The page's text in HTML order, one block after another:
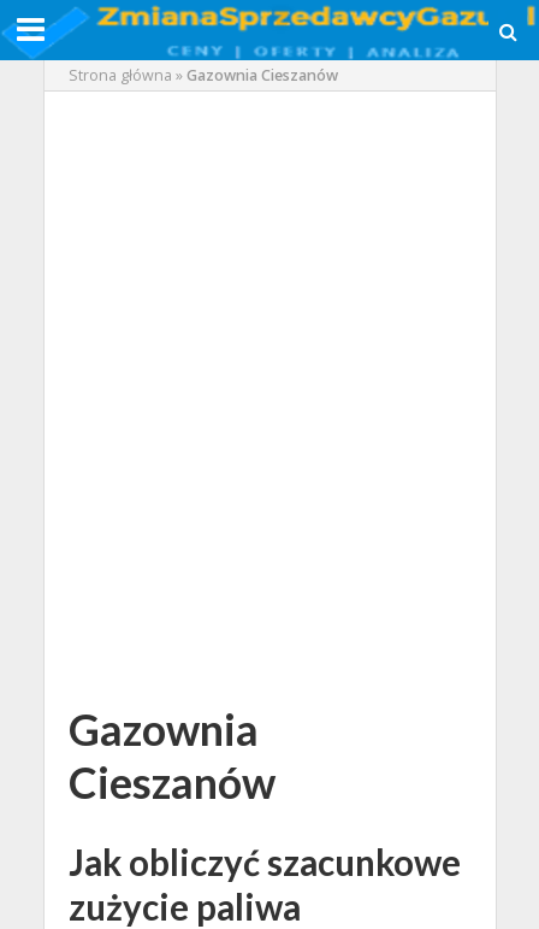
Strona główna »Gazownia Cieszanów
Gazownia
Cieszanów
Jak obliczyć szacunkowe
zużycie paliwa